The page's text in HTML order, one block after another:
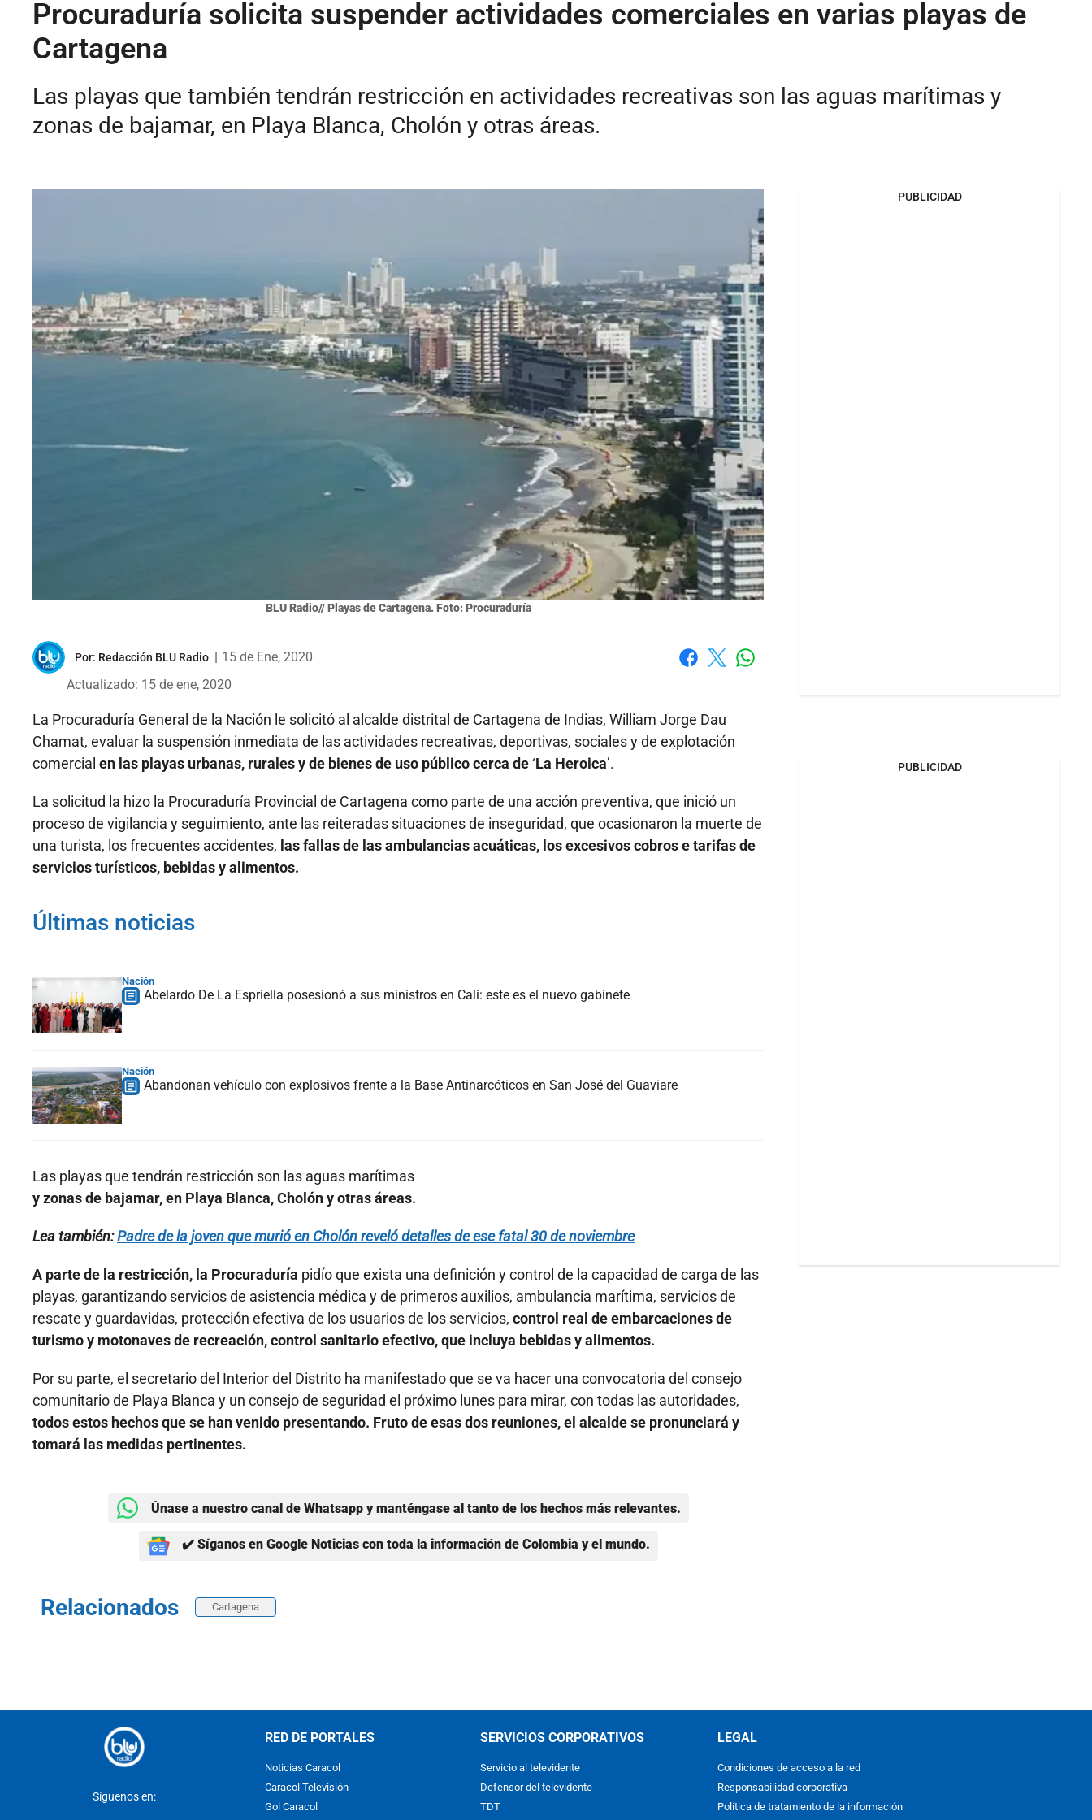
Procuraduría solicita suspender actividades comerciales en varias playas de
Cartagena
Las playas que también tendrán restricción en actividades recreativas son las aguas marítimas y
zonas de bajamar, en Playa Blanca, Cholón y otras áreas.
BLU Radio// Playas de Cartagena. Foto: Procuraduría
Por: Redacción BLU Radio
15 de Ene, 2020
Actualizado: 15 de ene, 2020
La Procuraduría General de la Nación le solicitó al alcalde distrital de Cartagena de Indias, William Jorge Dau
Chamat, evaluar la suspensión inmediata de las actividades recreativas, deportivas, sociales y de explotación
comercial en las playas urbanas, rurales y de bienes de uso público cerca de‘La Heroica’.
La solicitud la hizo la Procuraduría Provincial de Cartagena como parte de una acción preventiva, que inició un
proceso de vigilancia y seguimiento, ante las reiteradas situaciones de inseguridad, que ocasionaron la muerte de
una turista, los frecuentes accidentes, las fallas de las ambulancias acuáticas, los excesivos cobros e tarifas de
servicios turísticos, bebidas y alimentos.
Últimas noticias
Nación
Abelardo De La Espriella posesionó a sus ministros en Cali: este es el nuevo gabinete
Nación
Abandonan vehículo con explosivos frente a la Base Antinarcóticos en San José del Guaviare
Las playas que tendrán restricción son las aguas marítimas
y zonas de bajamar, en Playa Blanca, Cholón y otras áreas.
Lea también:Padre de la joven que murió en Cholón reveló detalles de ese fatal 30 de noviembre
A parte de la restricción, la Procuraduría pidío que exista una definición y control de la capacidad de carga de las
playas, garantizando servicios de asistencia médica y de primeros auxilios, ambulancia marítima, servicios de
rescate y guardavidas, protección efectiva de los usuarios de los servicios, control real de embarcaciones de
turismo y motonaves de recreación, control sanitario efectivo, que incluya bebidas y alimentos.
Por su parte, el secretario del Interior del Distrito ha manifestado que se va hacer una convocatoria del consejo
comunitario de Playa Blanca y un consejo de seguridad el próximo lunes para mirar, con todas las autoridades,
todos estos hechos que se han venido presentando. Fruto de esas dos reuniones, el alcalde se pronunciará y
tomará las medidas pertinentes.
Únase a nuestro canal de Whatsapp y manténgase al tanto de los hechos más relevantes.
✔️ Síganos en Google Noticias con toda la información de Colombia y el mundo.
Relacionados Cartagena
PUBLICIDAD
PUBLICIDAD
Síguenos en:
RED DE PORTALES
Noticias Caracol
Caracol Televisión
Gol Caracol
SERVICIOS CORPORATIVOS
Servicio al televidente
Defensor del televidente
TDT
LEGAL
Condiciones de acceso a la red
Responsabilidad corporativa
Política de tratamiento de la información